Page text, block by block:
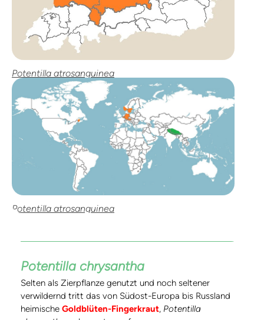
Potentilla atrosanguinea
Potentilla atrosanguinea
Potentilla chrysantha
Selten als Zierpflanze genutzt und noch seltener
verwildernd tritt das von Südost-Europa bis Russland
heimische Goldblüten-Fingerkraut, Potentilla